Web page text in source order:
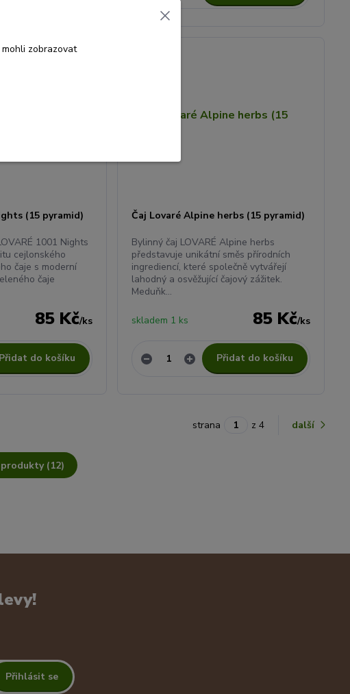
(15 pyramid)
1001 Nights
cejlonského
čaje s moderní
čaje
85 Kč/ks
Přidat do košíku
Čaj Lovaré Alpine herbs (15 pyramid)
Bylinný čaj LOVARÉ Alpine herbs
představuje unikátní směs přírodních
ingrediencí, které společně vytvářejí
lahodný a osvěžující čajový zážitek.
Meduňk...
85 Kč/ks
skladem 1 ks
Přidat do košíku
(12)
strana z 4 další
Přihlásit se
zobrazovat